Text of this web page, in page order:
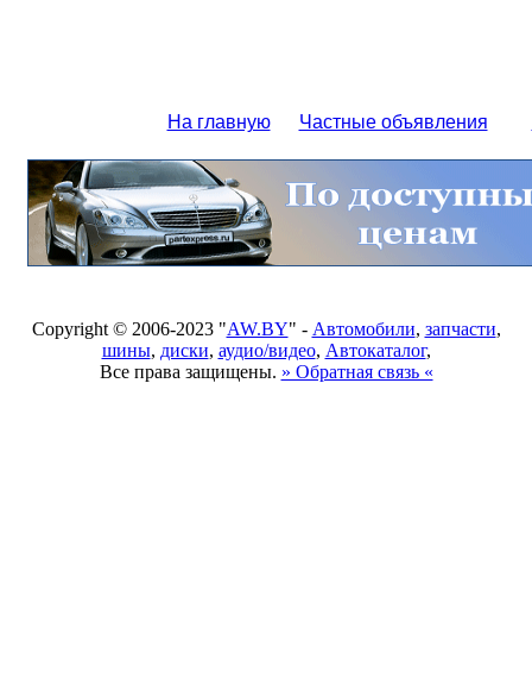
На главную Частные объявления
Copyright © 2006-2023 "AW.BY" - Автомобили, запчасти,
шины, диски, аудио/видео, Автокаталог,
Все права защищены. » Обратная связь «